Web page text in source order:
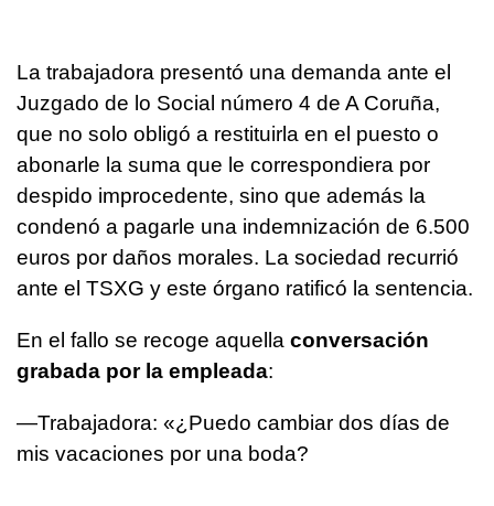
La trabajadora presentó una demanda ante el
Juzgado de lo Social número 4 de A Coruña,
que no solo obligó a restituirla en el puesto o
abonarle la suma que le correspondiera por
despido improcedente, sino que además la
condenó a pagarle una indemnización de 6.500
euros por daños morales. La sociedad recurrió
ante el TSXG y este órgano ratificó la sentencia.
En el fallo se recoge aquella conversación
grabada por la empleada:
—Trabajadora: «¿Puedo cambiar dos días de
mis vacaciones por una boda?